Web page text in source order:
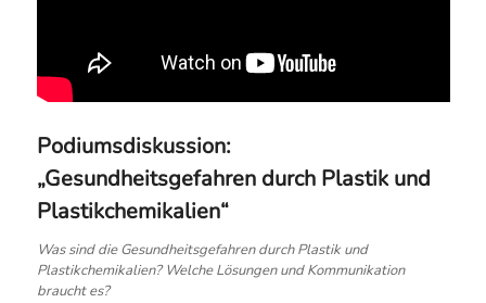
Podiumsdiskussion:
„Gesundheitsgefahren durch Plastik und
Plastikchemikalien“
Was sind die Gesundheitsgefahren durch Plastik und
Plastikchemikalien? Welche Lösungen und Kommunikation
braucht es?